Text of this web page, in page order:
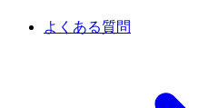
よくある質問